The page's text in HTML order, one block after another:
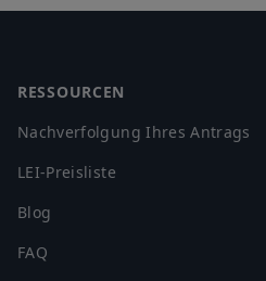
RESSOURCEN
Nachverfolgung Ihres Antrags
LEI-Preisliste
Blog
FAQ